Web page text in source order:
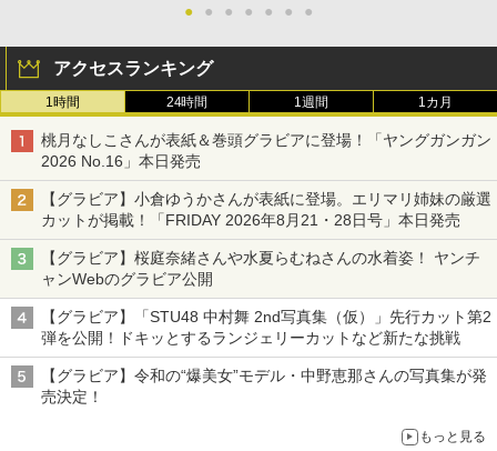
● ● ● ● ● ● ●
アクセスランキング
1時間 24時間 1週間 1カ月
桃月なしこさんが表紙＆巻頭グラビアに登場！「ヤングガンガン
2026 No.16」本日発売
【グラビア】小倉ゆうかさんが表紙に登場。エリマリ姉妹の厳選
カットが掲載！「FRIDAY 2026年8⽉21・28日号」本日発売
【グラビア】桜庭奈緒さんや水夏らむねさんの水着姿！ ヤンチ
ャンWebのグラビア公開
【グラビア】「STU48 中村舞 2nd写真集（仮）」先行カット第2
弾を公開！ドキッとするランジェリーカットなど新たな挑戦
【グラビア】令和の“爆美女”モデル・中野恵那さんの写真集が発
売決定！
もっと見る